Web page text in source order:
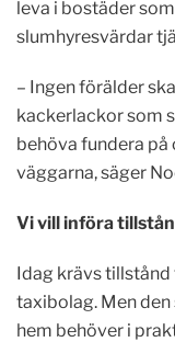
leva i bostäder
slumhyresvärdar
– Ingen förälder
kackerlackor som
behöva fundera på
väggarna, säger
Vi vill införa
Idag krävs
taxibolag. Men
hem behöver i